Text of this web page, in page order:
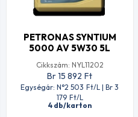
PETRONAS SYNTIUM
5000 AV 5W30 5L
Cikkszám: NYL11202
Br 15 892 Ft
Egységár: N°2 503 Ft/L | Br 3
179 Ft/L
4 db/karton